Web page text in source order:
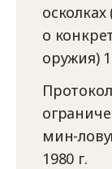
о
оружия)
мин-
1980 г.